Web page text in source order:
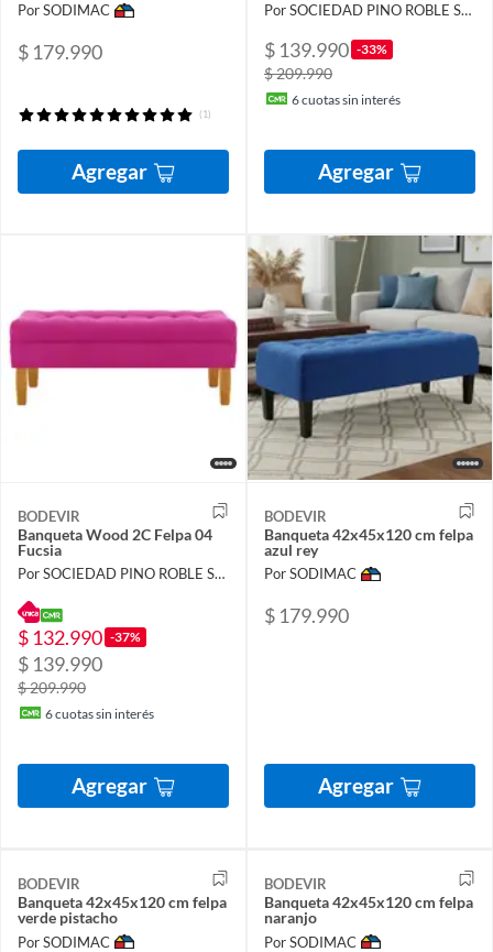
Por SODIMAC
$ 179.990
(1)
Agregar
Por SOCIEDAD PINO ROBLE SPA
$ 139.990 -33%
$ 209.990
6cuotas sin interés
Agregar
BODEVIR
Banqueta Wood 2C Felpa 04
Fucsia
Por SOCIEDAD PINO ROBLE SPA
$ 132.990 -37%
$ 139.990
$ 209.990
6cuotas sin interés
Agregar
BODEVIR
Banqueta 42x45x120 cm felpa
azul rey
Por SODIMAC
$ 179.990
Agregar
BODEVIR
Banqueta 42x45x120 cm felpa
verde pistacho
Por SODIMAC
BODEVIR
Banqueta 42x45x120 cm felpa
naranjo
Por SODIMAC